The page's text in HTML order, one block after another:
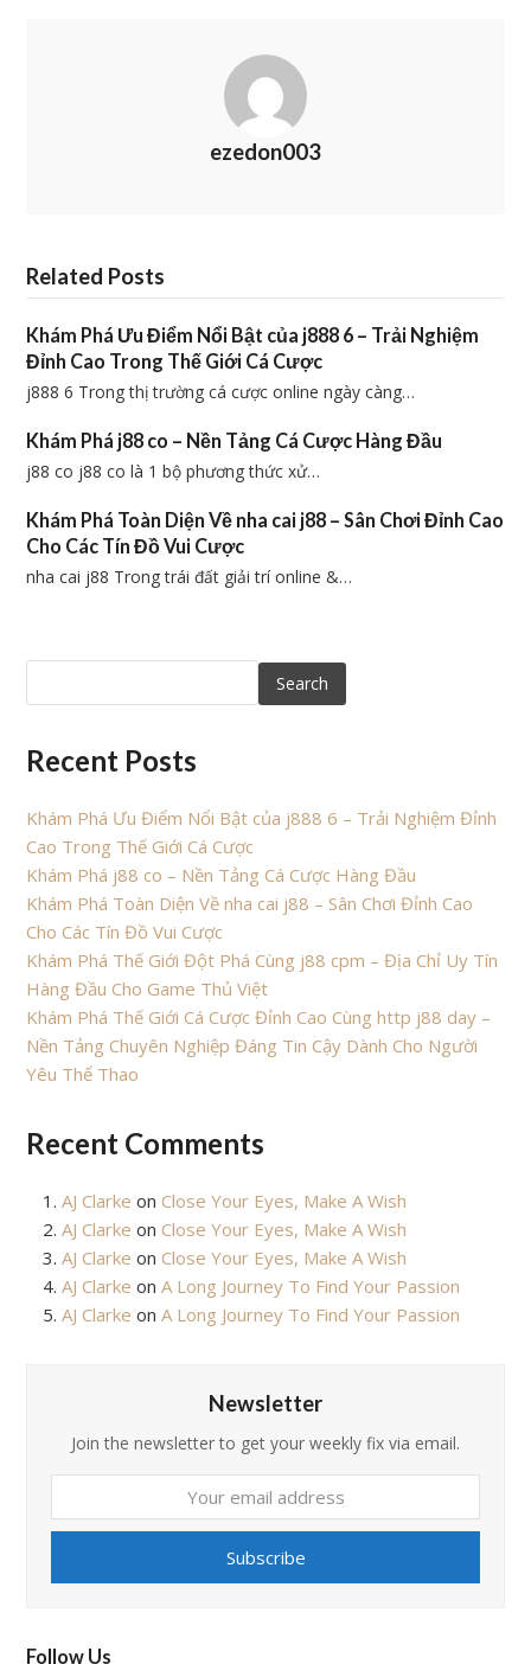
ezedon003
Related Posts
Khám Phá Ưu Điểm Nổi Bật của j888 6 – Trải Nghiệm
Đỉnh Cao Trong Thế Giới Cá Cược
j888 6 Trong thị trường cá cược online ngày càng…
Khám Phá j88 co – Nền Tảng Cá Cược Hàng Đầu
j88 co j88 co là 1 bộ phương thức xử…
Khám Phá Toàn Diện Về nha cai j88 – Sân Chơi Đỉnh Cao
Cho Các Tín Đồ Vui Cược
nha cai j88 Trong trái đất giải trí online &…
Search
Recent Posts
Khám Phá Ưu Điểm Nổi Bật của j888 6 – Trải Nghiệm Đỉnh
Cao Trong Thế Giới Cá Cược
Khám Phá j88 co – Nền Tảng Cá Cược Hàng Đầu
Khám Phá Toàn Diện Về nha cai j88 – Sân Chơi Đỉnh Cao
Cho Các Tín Đồ Vui Cược
Khám Phá Thế Giới Đột Phá Cùng j88 cpm – Địa Chỉ Uy Tín
Hàng Đầu Cho Game Thủ Việt
Khám Phá Thế Giới Cá Cược Đỉnh Cao Cùng http j88 day –
Nền Tảng Chuyên Nghiệp Đáng Tin Cậy Dành Cho Người
Yêu Thể Thao
Recent Comments
AJ Clarke on Close Your Eyes, Make A Wish
AJ Clarke on Close Your Eyes, Make A Wish
AJ Clarke on Close Your Eyes, Make A Wish
AJ Clarke onA Long Journey To Find Your Passion
AJ Clarke onA Long Journey To Find Your Passion
Newsletter
Join the newsletter to get your weekly fix via email.
email
Subscribe
Follow Us